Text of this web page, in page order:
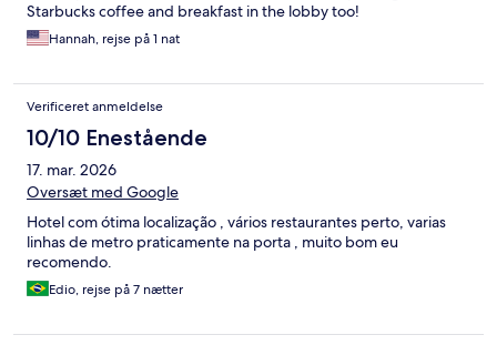
Starbucks coffee and breakfast in the lobby too!
Hannah, rejse på 1 nat
Verificeret anmeldelse
10/10 Enestående
17. mar. 2026
Oversæt med Google
Hotel com ótima localização , vários restaurantes perto, varias
linhas de metro praticamente na porta , muito bom eu
recomendo.
Edio, rejse på 7 nætter